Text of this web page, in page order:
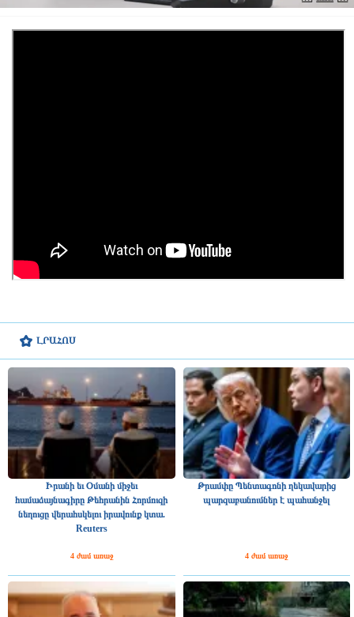
ԼՐԱՀՈՍ
Իրանի եւ Օմանի միջեւ
համաձայնագիրը Թեհրանին Հորմուզի
նեղուցը վերահսկելու իրավունք կտա.
Reuters
4 ժամ առաջ
Թրամփը Պենտագոնի ղեկավարից
պարզաբանումներ է պահանջել
4 ժամ առաջ